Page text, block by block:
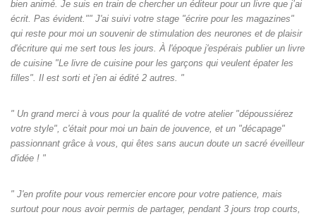
bien animé. Je suis en train de chercher un éditeur pour un livre que j’ai
écrit. Pas évident."" J'ai suivi votre stage "écrire pour les magazines"
qui reste pour moi un souvenir de stimulation des neurones et de plaisir
d'écriture qui me sert tous les jours. À l'époque j'espérais publier un livre
de cuisine "Le livre de cuisine pour les garçons qui veulent épater les
filles". Il est sorti et j'en ai édité 2 autres. "
" Un grand merci à vous pour la qualité de votre atelier "dépoussiérez
votre style", c'était pour moi un bain de jouvence, et un "décapage"
passionnant grâce à vous, qui êtes sans aucun doute un sacré éveilleur
d'idée ! "
" J'en profite pour vous remercier encore pour votre patience, mais
surtout pour nous avoir permis de partager, pendant 3 jours trop courts,